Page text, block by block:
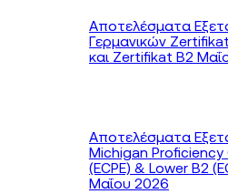
Αποτελέσματα
Γερμανικών Zertifikat
και Zertifikat B2
Αποτελέσματα
Michigan Proficiency
(ECPE) & Lower B2
Μαΐου 2026